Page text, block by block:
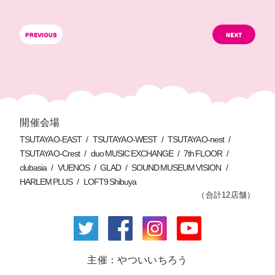
開催会場
TSUTAYA O-EAST TSUTAYA O-WEST
TSUTAYA O-nest
TSUTAYA O-Crest
duo MUSIC EXCHANGE
7th FLOOR
clubasia
VUENOS GLAD
SOUND MUSEUM VISION
HARLEM PLUS
LOFT9 Shibuya
（合計12店舗）
主催：やついいちろう